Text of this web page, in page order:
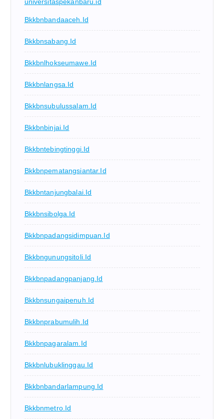
Bkkbnbandaaceh.id
Bkkbnsabang.id
Bkkbnlhokseumawe.id
Bkkbnlangsa.id
Bkkbnsubulussalam.id
Bkkbnbinjai.id
Bkkbntebingtinggi.id
Bkkbnpematangsiantar.id
Bkkbntanjungbalai.id
Bkkbnsibolga.id
Bkkbnpadangsidimpuan.id
Bkkbngunungsitoli.id
Bkkbnpadangpanjang.id
Bkkbnsungaipenuh.id
Bkkbnprabumulih.id
Bkkbnpagaralam.id
Bkkbnlubuklinggau.id
Bkkbnbandarlampung.id
Bkkbnmetro.id